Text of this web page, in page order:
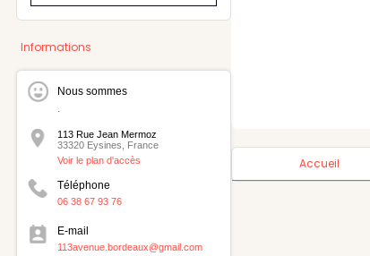
Informations
Nous sommes
.
113 Rue Jean Mermoz
33320 Eysines, France
Voir le plan d'accès
Téléphone
06 38 67 93 76
E-mail
113avenue.bordeaux@gmail.com
Accueil